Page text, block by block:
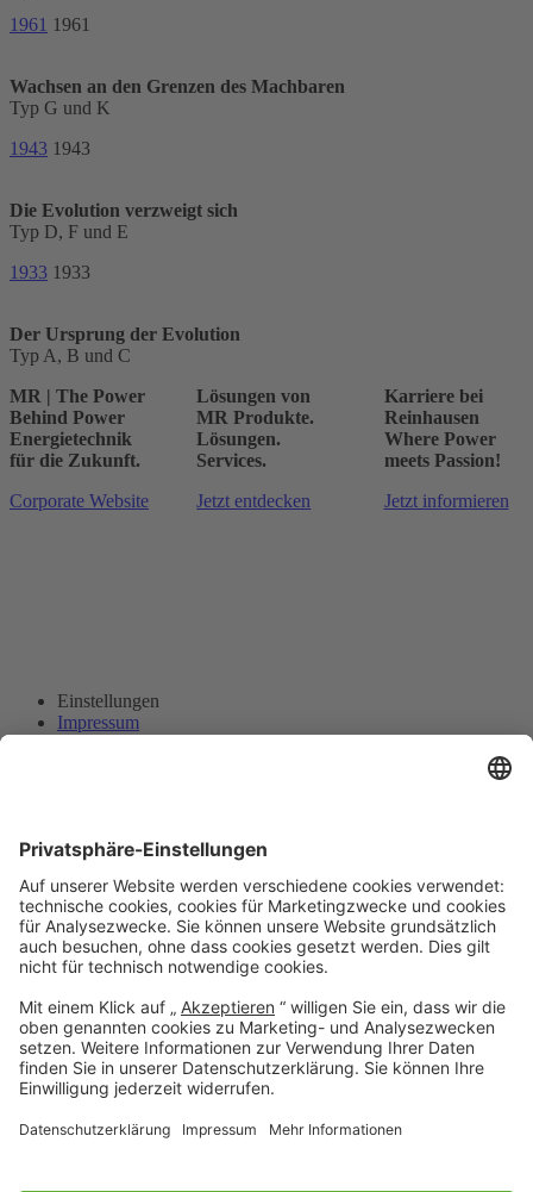
1961 1961
Wachsen an den Grenzen des Machbaren
Typ G und K
1943 1943
Die Evolution verzweigt sich
Typ D, F und E
1933 1933
Der Ursprung der Evolution
Typ A, B und C
MR | The Power
Behind Power
Energietechnik
für die Zukunft.
Corporate Website
Lösungen von
MR Produkte.
Lösungen.
Services.
Jetzt entdecken
Karriere bei
Reinhausen
Where Power
meets Passion!
Jetzt informieren
Einstellungen
Impressum